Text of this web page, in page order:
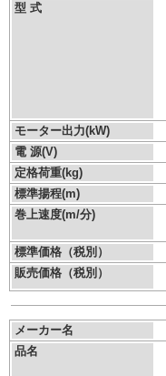
型 式
モーター出力(kW)
電 源(V)
定格荷重(kg)
標準揚程(m)
巻上速度(m/分)
標準価格（税別）
販売価格（税別）
メーカー名
品名